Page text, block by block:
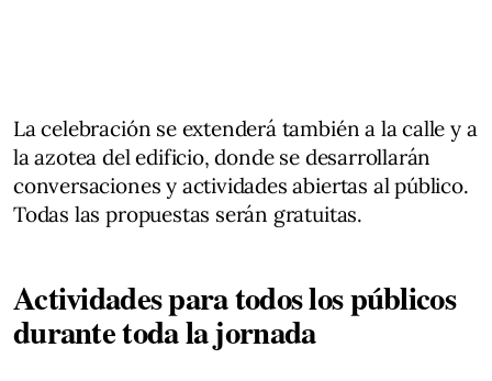
La celebración se extenderá también a la calle y a
la azotea del edificio, donde se desarrollarán
conversaciones y actividades abiertas al público.
Todas las propuestas serán gratuitas.
Actividades para todos los públicos
durante toda la jornada